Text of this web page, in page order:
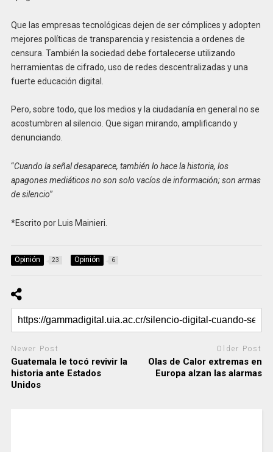
Que las empresas tecnológicas dejen de ser cómplices y adopten
mejores políticas de transparencia y resistencia a ordenes de
censura. También la sociedad debe fortalecerse utilizando
herramientas de cifrado, uso de redes descentralizadas y una
fuerte educación digital.
Pero, sobre todo, que los medios y la ciudadanía en general no se
acostumbren al silencio. Que sigan mirando, amplificando y
denunciando.
“Cuando la señal desaparece, también lo hace la historia, los
apagones mediáticos no son solo vacíos de información; son armas
de silencio”
*Escrito por Luis Mainieri.
Opinión 23 Opinión 6
Newer Post
Guatemala le tocó revivir la
historia ante Estados
Unidos
Older Post
Olas de Calor extremas en
Europa alzan las alarmas